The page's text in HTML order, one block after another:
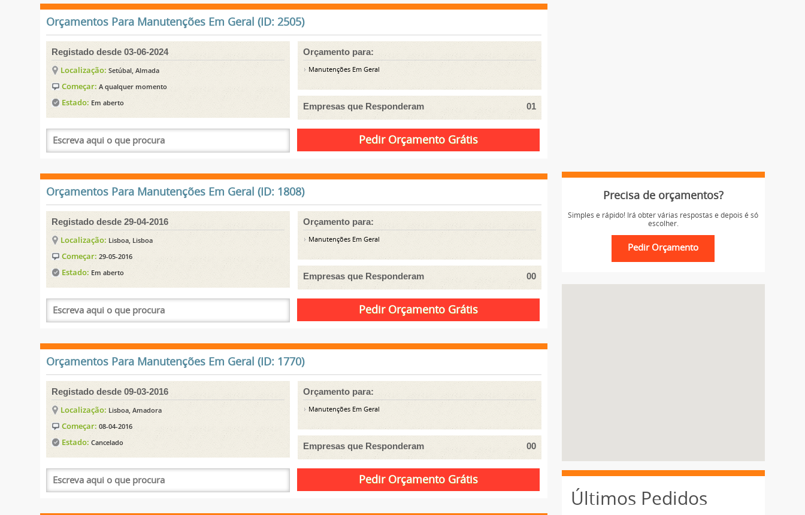
Orçamentos Para Manutenções Em Geral (ID: 2505)
Registado desde 03-06-2024
Localização:Setúbal, Almada
Começar:A qualquer momento
Estado: Em aberto
Orçamento para:
Manutenções Em Geral
Empresas que Responderam 01
Orçamentos Para Manutenções Em Geral (ID: 1808)
Registado desde 29-04-2016
Localização: Lisboa, Lisboa
Começar:29-05-2016
Estado: Em aberto
Orçamento para:
Manutenções Em Geral
Empresas que Responderam 00
Orçamentos Para Manutenções Em Geral (ID: 1770)
Registado desde 09-03-2016
Localização: Lisboa, Amadora
Começar:08-04-2016
Estado:Cancelado
Orçamento para:
Manutenções Em Geral
Empresas que Responderam 00
Precisa de orçamentos?
Simples e rápido! Irá obter várias respostas e depois é só
escolher.
Últimos Pedidos